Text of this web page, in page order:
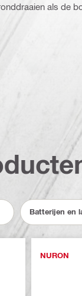
als de
Batterijen en
NURON